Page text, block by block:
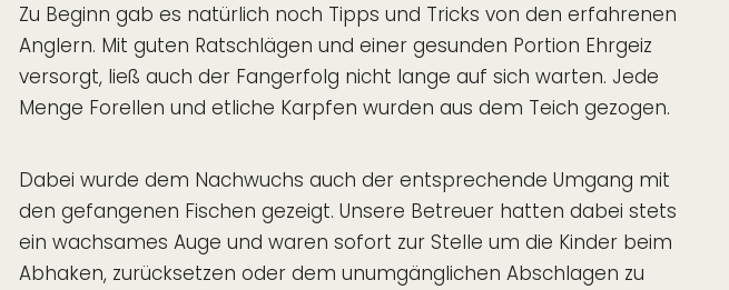
Zu Beginn gab es natürlich noch Tipps und Tricks von den erfahrenen
Anglern. Mit guten Ratschlägen und einer gesunden Portion Ehrgeiz
versorgt, ließ auch der Fangerfolg nicht lange auf sich warten. Jede
Menge Forellen und etliche Karpfen wurden aus dem Teich gezogen.
Dabei wurde dem Nachwuchs auch der entsprechende Umgang mit
den gefangenen Fischen gezeigt. Unsere Betreuer hatten dabei stets
ein wachsames Auge und waren sofort zur Stelle um die Kinder beim
Abhaken, zurücksetzen oder dem unumgänglichen Abschlagen zu